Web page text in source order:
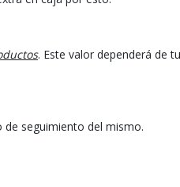
. Este valor dependerá de
de seguimiento del mismo.